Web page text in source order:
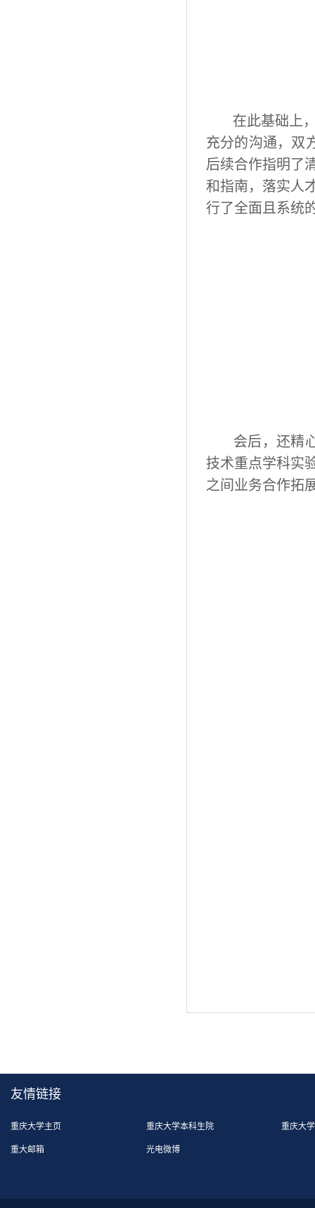
在此基础上
充分的沟通，双
后续合作指明了
和指南，落实人
行了全面且系统
会后，还精
技术重点学科实
之间业务合作拓
友情链接
重庆大学主页 重庆大学本科生院 重庆大
重大邮箱 光电微博